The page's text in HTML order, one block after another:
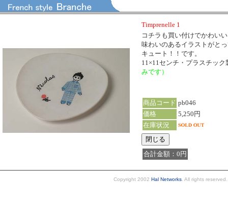
Timprenelle 1
コチラも買い付けでかわい
味わいのあるイラストがと
キュート！！です。
11×11センチ・プラスチック
みです）
商品コード pb046
価格
5,250円
在庫状況
合計金額：0円
Copyright 2002 Hal Networks . All rights